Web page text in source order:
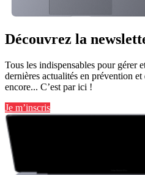
Découvrez la
Tous les indispensables pour gérer
dernières actualités en prévention
encore... C’est par ici !
Je m’inscris